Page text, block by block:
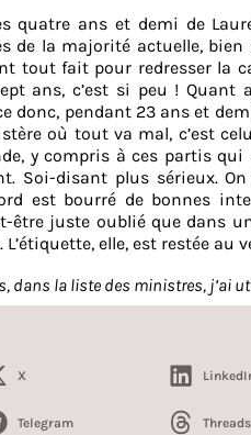
quatre ans et demi de
de la majorité actuelle, bien
tout fait pour redresser la
ans, c’est si peu !
donc, pendant 23 ans et
où tout va mal, c’est
y compris à ces partis
Soi-disant plus sérieux.
est bourré de bonnes
être juste oublié que dans
elle, est restée au
dans la liste des ministres, j’ai
X
Telegram Threads